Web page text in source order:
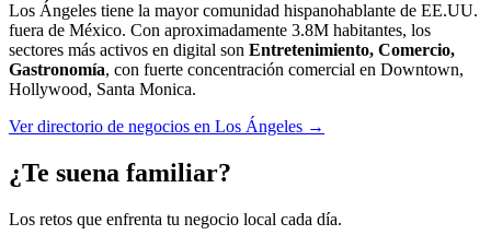
Los Ángeles tiene la mayor comunidad hispanohablante de EE.UU.
fuera de México. Con aproximadamente 3.8M habitantes, los
sectores más activos en digital son Entretenimiento, Comercio,
Gastronomía, con fuerte concentración comercial en Downtown,
Hollywood, Santa Monica.
Ver directorio de negocios en Los Ángeles →
¿Te suena familiar?
Los retos que enfrenta tu negocio local cada día.